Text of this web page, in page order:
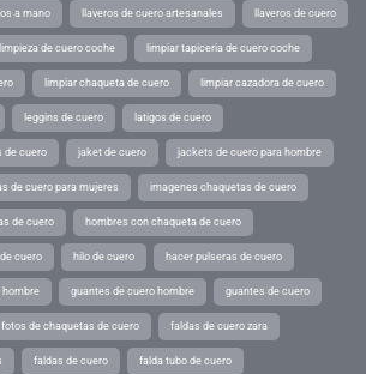
a mano llaveros de cuero artesanales llaveros de cuero
limpieza de cuero coche limpiar tapiceria de cuero coche
limpiar chaqueta de cuero limpiar cazadora de cuero
leggins de cuero latigos de cuero
de cuero jaket de cuero jackets de cuero para hombre
de cuero para mujeres imagenes chaquetas de cuero
de cuero hombres con chaqueta de cuero
cuero hilo de cuero hacer pulseras de cuero
hombre guantes de cuero hombre guantes de cuero
fotos de chaquetas de cuero faldas de cuero zara
faldas de cuero falda tubo de cuero